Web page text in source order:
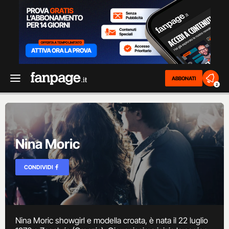
ABBONATI
2
Nina Moric
CONDIVIDI
Nina Moric showgirl e modella croata, è nata il 22 luglio